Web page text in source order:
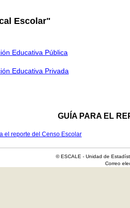
Escolar"
Educativa Pública
Educativa Privada
GUÍA PARA EL
el reporte del Censo Escolar
© ESCALE - Unidad de
Correo